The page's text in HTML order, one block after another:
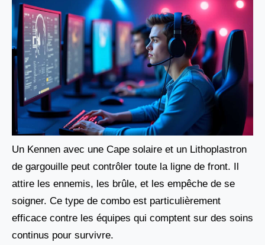
Un Kennen avec une Cape solaire et un Lithoplastron
de gargouille peut contrôler toute la ligne de front. Il
attire les ennemis, les brûle, et les empêche de se
soigner. Ce type de combo est particulièrement
efficace contre les équipes qui comptent sur des soins
continus pour survivre.